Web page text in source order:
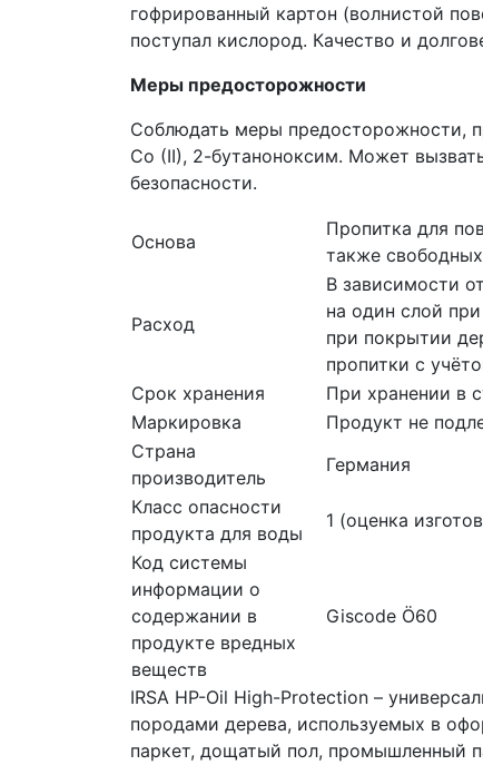
гофрированный картон (волнистой
поступал кислород. Качество и
Меры предосторожности
Соблюдать меры предосторожности,
Co (II), 2-бутаноноксим. Может
безопасности.
Основа
Пропитка для
также
Расход
В зависимости
на один слой
при покрытии
пропитки с
Срок хранения
При хранении в
Маркировка
Продукт не
Страна
производитель
Германия
Класс опасности
продукта для воды
1 (оценка
Код системы
информации о
содержании в
продукте вредных
веществ
Giscode Ö60
IRSA HP-Oil High-Protection –
породами дерева, используемых в
паркет, дощатый пол, промышленный